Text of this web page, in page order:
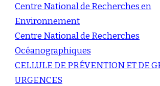
Centre National de Recherches en
Environnement
Centre National de Recherches
Océanographiques
CELLULE DE PRÉVENTION ET DE
URGENCES